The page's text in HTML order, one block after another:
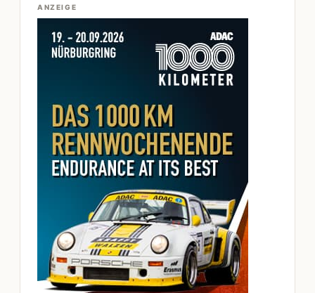
ANZEIGE